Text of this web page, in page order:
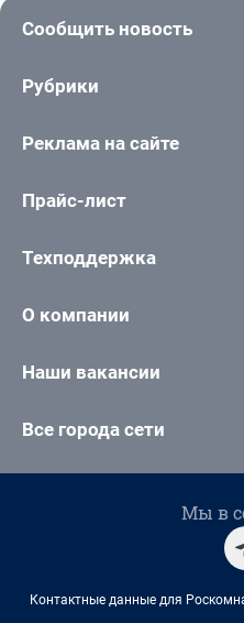
Сообщить новость
Рубрики
Реклама на сайте
Прайс-лист
Техподдержка
О компании
Наши вакансии
Все города сети
Мы в
Контактные данные для